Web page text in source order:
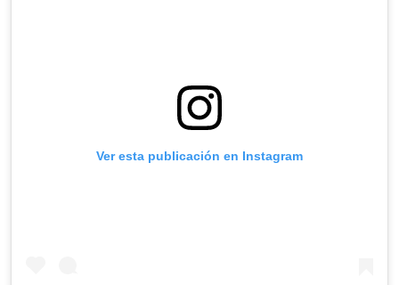
Ver esta publicación en Instagram